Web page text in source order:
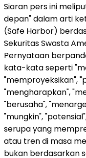
Siaran pers ini
depan" dalam arti
(Safe Harbor)
Sekuritas Swasta
Pernyataan
kata-kata seperti
"memproyeksikan",
"mengharapkan",
"berusaha",
"mungkin",
serupa yang
atau tren di masa
bukan berdasarkan